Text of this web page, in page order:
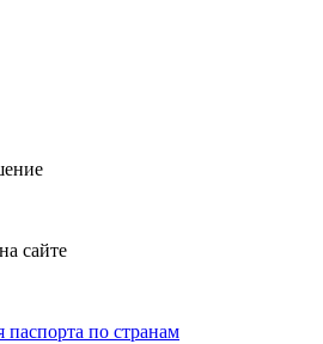
сайте
паспорта по странам